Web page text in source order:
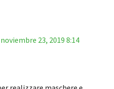
noviembre 23, 2019 8:14